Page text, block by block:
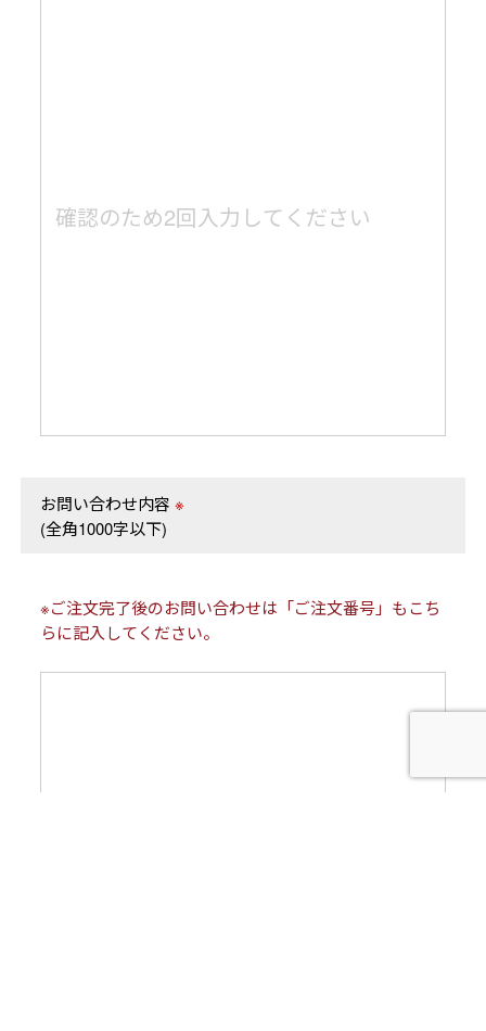
お問い合わせ内容※
(全角1000字以下)
※ご注文完了後のお問い合わせは「ご注文番号」もこち
らに記入してください。